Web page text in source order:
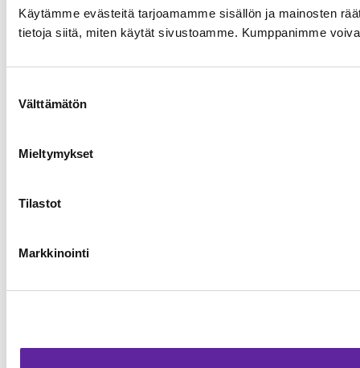
Käytämme evästeitä tarjoamamme sisällön ja mainosten
tietoja siitä, miten käytät sivustoamme. Kumppanimme
valinta
Välttämätön
Mieltymykset
Tilastot
Markkinointi